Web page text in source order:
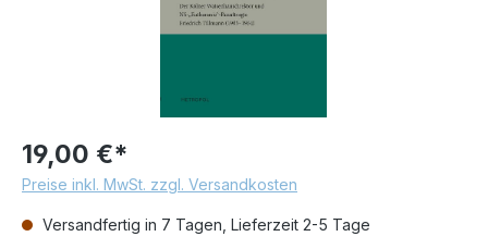
19,00 €*
Preise inkl. MwSt. zzgl. Versandkosten
Versandfertig in 7 Tagen, Lieferzeit 2-5 Tage